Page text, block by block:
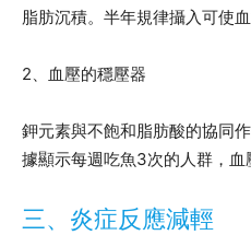
脂肪沉積。半年規律攝入可使
2、血壓的穩壓器
鉀元素與不飽和脂肪酸的協同
據顯示每週吃魚3次的人群，血
三、炎症反應減輕